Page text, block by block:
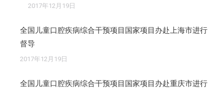
2017年12月19日
全国儿童口腔疾病综合干预项目国家项目办赴上海市进行
督导
2017年12月19日
全国儿童口腔疾病综合干预项目国家项目办赴重庆市进行